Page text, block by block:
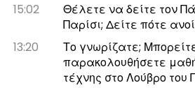
15:02
Θέλετε να δείτε τον
Παρίσι; Δείτε πότε
13:20
Το γνωρίζατε;
παρακολουθήσετε
τέχνης στο Λούβρο του